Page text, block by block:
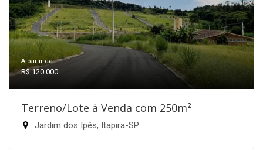
A partir de:
R$ 120.000
Terreno/Lote à Venda com 250m²
Jardim dos Ipês, Itapira-SP